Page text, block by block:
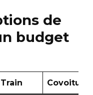
de
budget
Train